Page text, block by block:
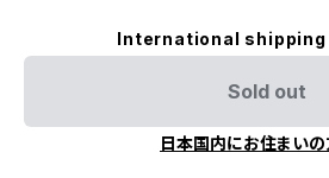
International shipping
Sold out
日本国内にお住まい